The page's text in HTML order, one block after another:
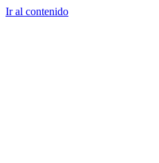
Ir al contenido